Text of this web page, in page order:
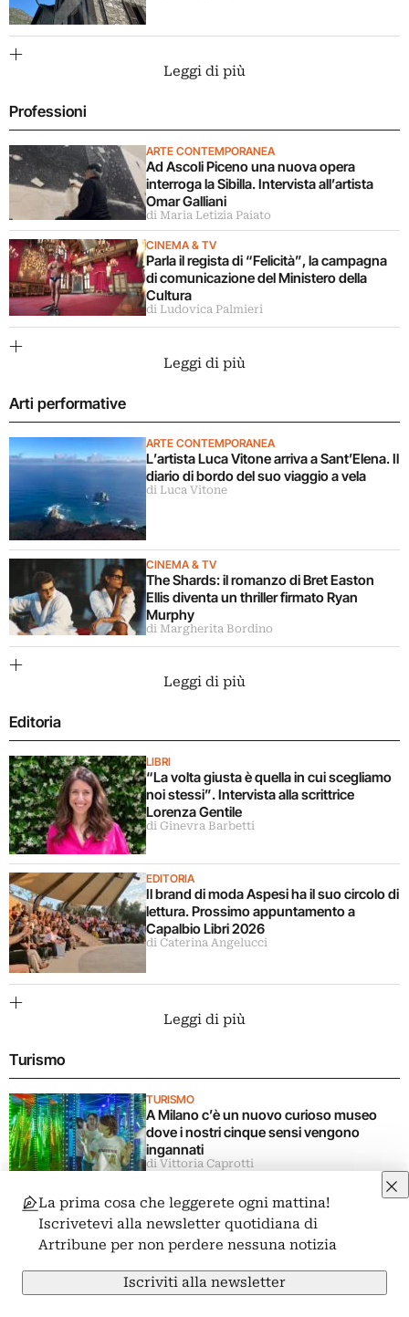
Leggi di più
Professioni
ARTE CONTEMPORANEA
Ad Ascoli Piceno una nuova opera
interroga la Sibilla. Intervista all’artista
Omar Galliani
di Maria Letizia Paiato
CINEMA & TV
Parla il regista di “Felicità”, la campagna
di comunicazione del Ministero della
Cultura
di Ludovica Palmieri
Leggi di più
Arti performative
ARTE CONTEMPORANEA
L’artista Luca Vitone arriva a Sant’Elena. Il
diario di bordo del suo viaggio a vela
di Luca Vitone
CINEMA & TV
The Shards: il romanzo di Bret Easton
Ellis diventa un thriller firmato Ryan
Murphy
di Margherita Bordino
Leggi di più
Editoria
LIBRI
“La volta giusta è quella in cui scegliamo
noi stessi”. Intervista alla scrittrice
Lorenza Gentile
di Ginevra Barbetti
EDITORIA
Il brand di moda Aspesi ha il suo circolo di
lettura. Prossimo appuntamento a
Capalbio Libri 2026
di Caterina Angelucci
Leggi di più
Turismo
TURISMO
A Milano c’è un nuovo curioso museo
dove i nostri cinque sensi vengono
ingannati
di Vittoria Caprotti
TURISMO
Le mostre da vedere ad agosto 2026
nelle città d’arte europee
di Claudia Giraud
La prima cosa che leggerete ogni mattina!
Iscrivetevi alla newsletter quotidiana di
Artribune per non perdere nessuna notizia
Iscriviti alla newsletter